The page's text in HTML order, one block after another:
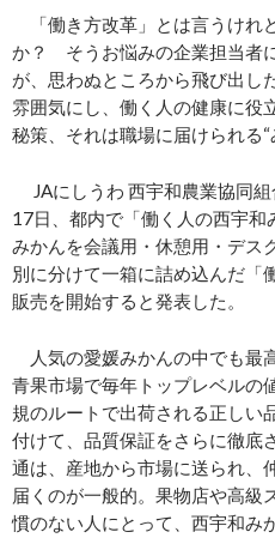
「働き方改革」とは言うけれ
か？ そうお悩みの企業担当者
が 、思わぬところから飛び出
雰囲気にし、働く人の健康に役
秘策、それは職場に届けられる
JAにしうわ 西宇和農業協同
17日、都内で「働く人の西宇
みかんを会議用・休憩用・デス
別に分けて一箱に詰め込んだ「
販売を開始すると発表した。
人気の愛媛みかんの中でも最
青果市場で毎年トップレベルの
規のルートで出荷される正しい
付けて、品質保証をさらに徹底
通は、産地から市場に送られ、
届くのが一般的。果物店や高級
慣のない人にとって、西宇和み